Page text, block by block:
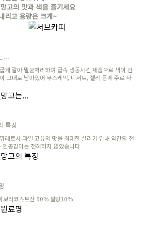
고의 맛과 색을 즐기세요
리고 용량은 크게~
...
게 갈아 멸균처리하여 급속 냉동시킨 제품으로 색이 선
그대로 남아있어 무스케익, 디저트, 젤리 등에 주로 사
특징
레로서 과일 고유의 맛을 최대한 살리기 위해 약간의 천
인공감미는 전혀하지 않았습니다
보리코스트산 90% 설탕10%